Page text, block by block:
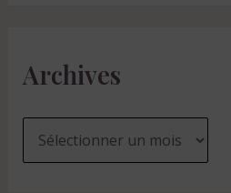
Archives